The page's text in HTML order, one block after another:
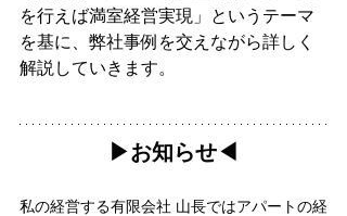
を行えば満室経営実現」というテーマ
を基に、弊社事例を交えながら詳しく
解説していきます。
▶︎お知らせ◀︎
私の経営する有限会社 山長ではアパートの経